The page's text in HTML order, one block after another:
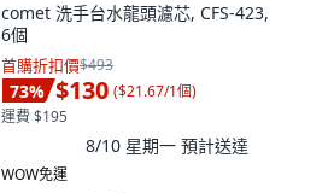
comet 洗手台水龍頭濾芯, CFS-423,
6個
首購折扣價$493
73% $130 ($21.67/1個)
運費 $195
8/10 星期一 預計送達
WOW免運